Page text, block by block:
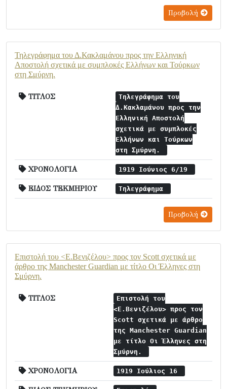
Προβολή
Τηλεγράφημα του Δ.Κακλαμάνου προς την Ελληνική
Αποστολή σχετικά με συμπλοκές Ελλήνων και Τούρκων
στη Σμύρνη.
ΤΙΤΛΟΣ
Τηλεγράφημα του
Δ.Κακλαμάνου προς την
Ελληνική Αποστολή
σχετικά με συμπλοκές
Ελλήνων και Τούρκων
στη Σμύρνη.
ΧΡΟΝΟΛΟΓΙΑ 1919 Ιούνιος 6/19
ΕΙΔΟΣ ΤΕΚΜΗΡΙΟΥ Τηλεγράφημα
Προβολή
Επιστολή του <Ε.Βενιζέλου> προς τον Scott σχετικά με
άρθρο της Manchester Guardian με τίτλο Οι Έλληνες στη
Σμύρνη.
ΤΙΤΛΟΣ
Επιστολή του
<Ε.Βενιζέλου> προς τον
Scott σχετικά με άρθρο
της Manchester Guardian
με τίτλο Οι Έλληνες στη
Σμύρνη.
ΧΡΟΝΟΛΟΓΙΑ 1919 Ιούλιος 16